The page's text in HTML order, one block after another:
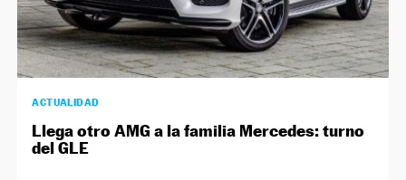
ACTUALIDAD
Llega otro AMG a la familia Mercedes: turno
del GLE